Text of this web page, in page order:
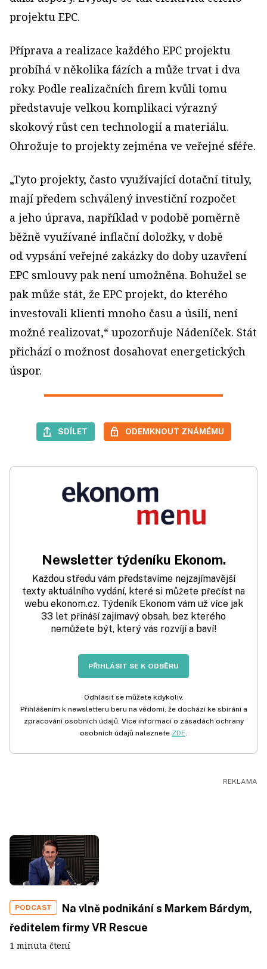
projektu EPC.
Příprava a realizace každého EPC projektu
probíhá v několika fázích a může trvat i dva
roky. Podle realizačních firem kvůli tomu
představuje velkou komplikaci výrazný
skokový růst cen technologií a materiálu.
Ohrožuje to projekty zejména ve veřejné sféře.
„Tyto projekty, často využívající dotační tituly,
mají předem schválený investiční rozpočet
a jeho úprava, například v podobě poměrně
běžně využívané inflační doložky, v době
od vypsání veřejné zakázky do doby uzavření
EPC smlouvy pak není umožněna. Bohužel se
pak může stát, že EPC projekt, do kterého
investovali klienti mnoho času a úsilí, není
možné realizovat,“ upozorňuje Nádeníček. Stát
přichází o možnost dosahovat energetických
úspor.
SDÍLET ODEMKNOUT ZNÁMÉMU
Newsletter týdeníku Ekonom.
Každou středu vám představíme nejzajímavější
texty aktuálního vydání, které si můžete přečíst na
webu ekonom.cz. Týdeník Ekonom vám už více jak
33 let přináší zajímavý obsah, bez kterého
nemůžete být, který vás rozvíjí a baví!
PŘIHLÁSIT SE K ODBĚRU
Odhlásit se můžete kdykoliv.
Přihlášením k newsletteru beru na vědomí, že dochází ke sbírání a
zpracování osobních údajů. Více informací o zásadách ochrany
osobních údajů naleznete ZDE
PODCAST
Na vlně podnikání s Markem Bárdym,
ředitelem firmy VR Rescue
1 minuta čtení